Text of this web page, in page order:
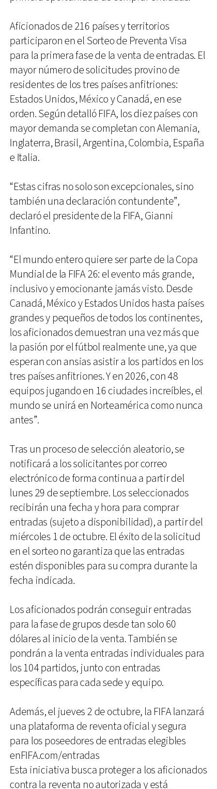
Aficionados de 216 países y territorios
participaron en el Sorteo de Preventa Visa
para la primera fase de la venta de entradas. El
mayor número de solicitudes provino de
residentes de los tres países anfitriones:
Estados Unidos, México y Canadá, en ese
orden. Según detalló FIFA, los diez países con
mayor demanda se completan con Alemania,
Inglaterra, Brasil, Argentina, Colombia, España
e Italia.
“Estas cifras no solo son excepcionales, sino
también una declaración contundente”,
declaró el presidente de la FIFA, Gianni
Infantino.
“El mundo entero quiere ser parte de la Copa
Mundial de la FIFA 26: el evento más grande,
inclusivo y emocionante jamás visto. Desde
Canadá, México y Estados Unidos hasta países
grandes y pequeños de todos los continentes,
los aficionados demuestran una vez más que
la pasión por el fútbol realmente une, ya que
esperan con ansias asistir a los partidos en los
tres países anfitriones. Y en 2026, con 48
equipos jugando en 16 ciudades increíbles, el
mundo se unirá en Norteamérica como nunca
antes”.
Tras un proceso de selección aleatorio, se
notificará a los solicitantes por correo
electrónico de forma continua a partir del
lunes 29 de septiembre. Los seleccionados
recibirán una fecha y hora para comprar
entradas (sujeto a disponibilidad), a partir del
miércoles 1 de octubre. El éxito de la solicitud
en el sorteo no garantiza que las entradas
estén disponibles para su compra durante la
fecha indicada.
Los aficionados podrán conseguir entradas
para la fase de grupos desde tan solo 60
dólares al inicio de la venta. También se
pondrán a la venta entradas individuales para
los 104 partidos, junto con entradas
específicas para cada sede y equipo.
Además, el jueves 2 de octubre, la FIFA lanzará
una plataforma de reventa oficial y segura
para los poseedores de entradas elegibles
enFIFA.com/entradas
Esta iniciativa busca proteger a los aficionados
contra la reventa no autorizada y está